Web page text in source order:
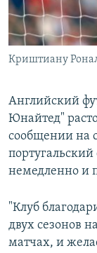
ПОБЕДИТЕЛЕЙ
ELIFBE
Все сайты
Криштиану
Английский
Юнайтед"
сообщении на
немедленно и
"Клуб
двух сезонов
матчах, и